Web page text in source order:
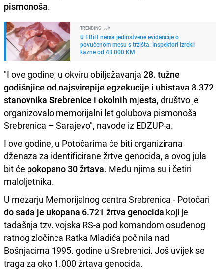
pismonoša.
TRENDING
U FBiH nema jedinstvene evidencije o
povučenom mesu s tržišta: Inspektori izrekli
kazne od 48.000 KM
"I ove godine, u okviru obilježavanja 28. tužne
godišnjice od najsvirepije egzekucije i ubistava 8.372
stanovnika Srebrenice i okolnih mjesta, društvo je
organizovalo memorijalni let golubova pismonoša
Srebrenica – Sarajevo", navode iz EDZUP-a.
I ove godine, u Potočarima će biti organizirana
dženaza za identificirane žrtve genocida, a ovog jula
bit će pokopano 30 žrtava. Među njima su i četiri
maloljetnika.
U mezarju Memorijalnog centra Srebrenica - Potočari
do sada je ukopana 6.721 žrtva genocida koji je
tadašnja tzv. vojska RS-a pod komandom osuđenog
ratnog zločinca Ratka Mladića počinila nad
Bošnjacima 1995. godine u Srebrenici. Još uvijek se
traga za oko 1.000 žrtava genocida.